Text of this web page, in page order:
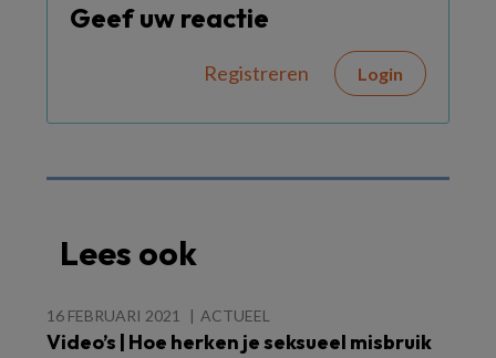
Geef uw reactie
Registreren Login
Lees ook
16 FEBRUARI 2021 ACTUEEL
Video’s | Hoe herken je seksueel misbruik